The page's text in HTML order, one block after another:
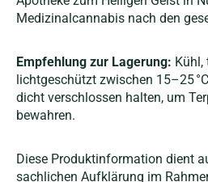
Medizinalcannabis nach den
Empfehlung zur Lagerung: Kühl,
lichtgeschützt zwischen 15–25
dicht verschlossen halten, um
bewahren.
Diese Produktinformation dient
sachlichen Aufklärung im